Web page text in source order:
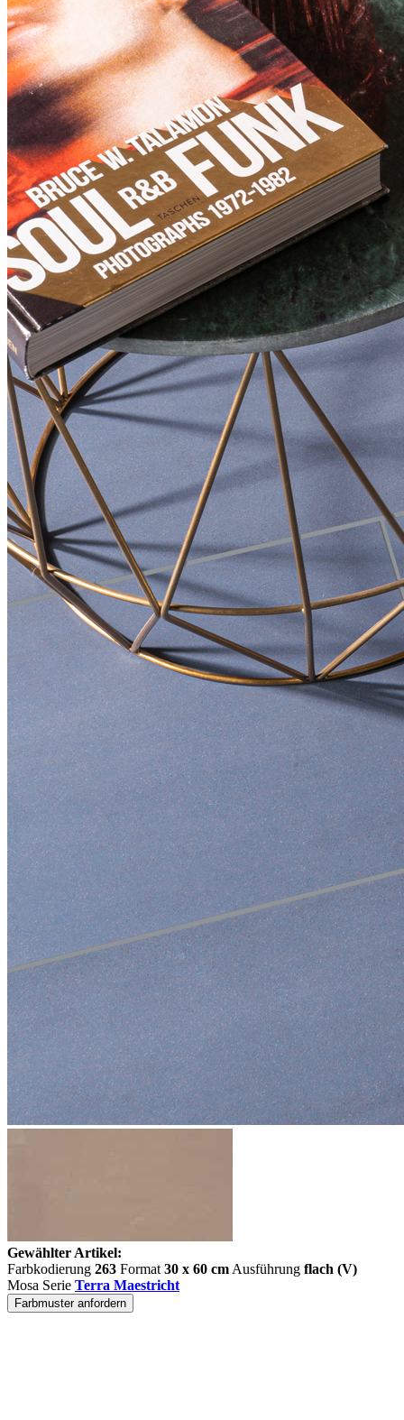
Gewählter Artikel:
Farbkodierung 263 Format 30 x 60 cm Ausführung flach (V)
Mosa Serie Terra Maestricht
Farbmuster anfordern